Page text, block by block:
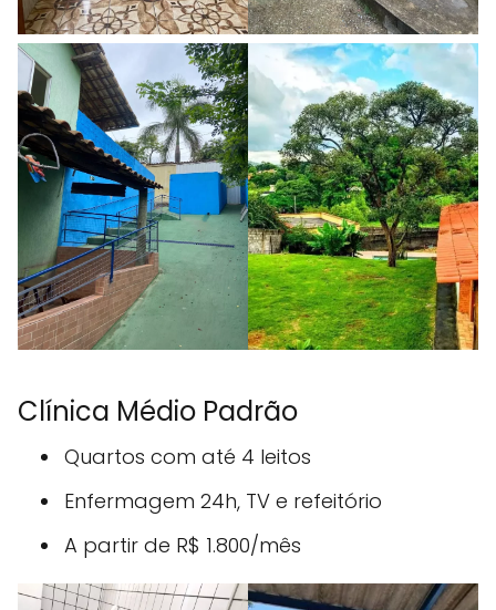
Clínica Médio Padrão
Quartos com até 4 leitos
Enfermagem 24h, TV e refeitório
A partir de R$ 1.800/mês